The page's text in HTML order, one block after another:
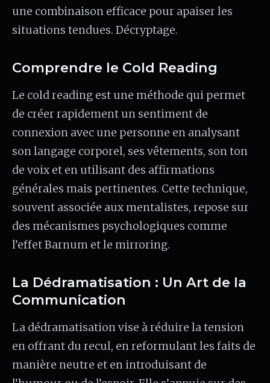
une combinaison efficace pour apaiser les
situations tendues. Décryptage.
Comprendre le Cold Reading
Le cold reading est une méthode qui permet
de créer rapidement un sentiment de
connexion avec une personne en analysant
son langage corporel, ses vêtements, son ton
de voix et en utilisant des affirmations
générales mais pertinentes. Cette technique,
souvent associée aux mentalistes, repose sur
des mécanismes psychologiques comme
l’effet Barnum et le mirroring.
La Dédramatisation : Un Art de la
Communication
La dédramatisation vise à réduire la tension
en offrant du recul, en reformulant les faits de
manière neutre et en introduisant de